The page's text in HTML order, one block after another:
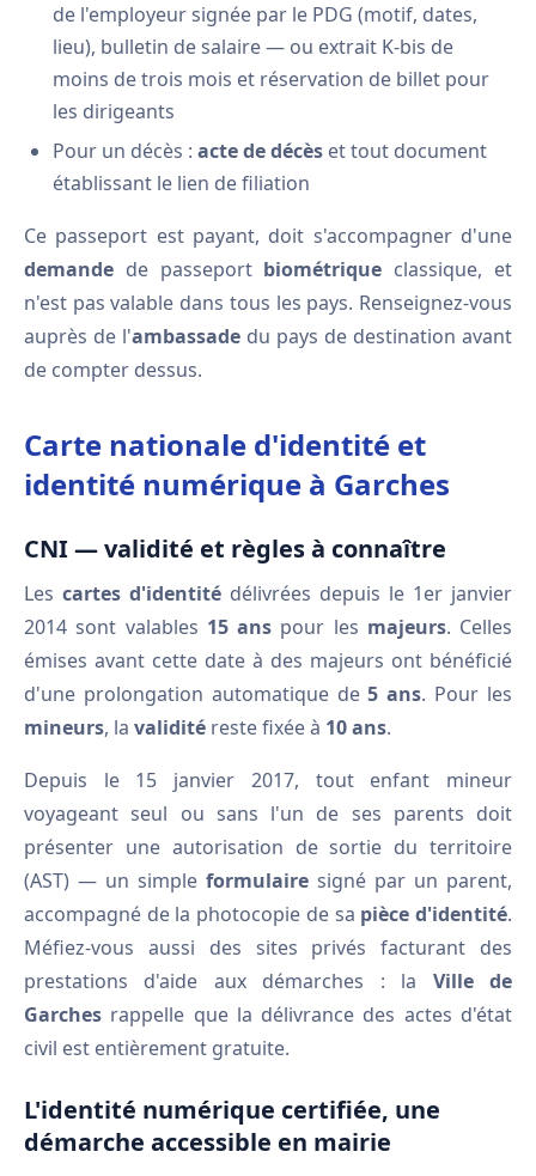
de l'employeur signée par le PDG (motif, dates,
lieu), bulletin de salaire — ou extrait K-bis de
moins de trois mois et réservation de billet pour
les dirigeants
Pour un décès : acte de décès et tout document
établissant le lien de filiation
Ce passeport est payant, doit s'accompagner d'une
demande de passeport biométrique classique, et
n'est pas valable dans tous les pays. Renseignez-vous
auprès de l'ambassade du pays de destination avant
de compter dessus.
Carte nationale d'identité et
identité numérique à Garches
CNI — validité et règles à connaître
Les cartes d'identité délivrées depuis le 1er janvier
2014 sont valables 15 ans pour les majeurs. Celles
émises avant cette date à des majeurs ont bénéficié
d'une prolongation automatique de5 ans. Pour les
mineurs, la validité reste fixée à 10 ans.
Depuis le 15 janvier 2017, tout enfant mineur
voyageant seul ou sans l'un de ses parents doit
présenter une autorisation de sortie du territoire
(AST) — un simple formulaire signé par un parent,
accompagné de la photocopie de sa pièce d'identité.
Méfiez-vous aussi des sites privés facturant des
prestations d'aide aux démarches : la Ville de
Garches rappelle que la délivrance des actes d'état
civil est entièrement gratuite.
L'identité numérique certifiée, une
démarche accessible en mairie